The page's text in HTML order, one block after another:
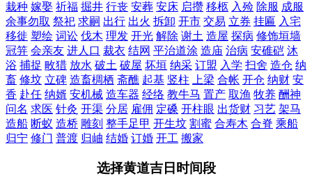
栽种 嫁娶 祈福 掘井 行丧 安葬 安床 启攒 移柩 入殓 除服 成服
余事勿取 祭祀 求嗣 出行 出火 拆卸 开市 交易 立券 挂匾 入宅
移徙 塑绘 词讼 伐木 理发 开光 解除 谢土 造屋 探病 修饰垣墙
冠笄 会亲友 进人口 裁衣 结网 平治道涂 造庙 治病 安碓硙 沐
浴 捕捉 畋猎 放水 破土 破屋 坏垣 纳采 订盟 入学 扫舍 造仓 纳
畜 修坟 立碑 造畜椆栖 斋醮 起基 竖柱 上梁 合帐 开仓 纳财 安
香 赴任 纳婿 安机械 造车器 经络 教牛马 置产 取渔 牧养 酬神
问名 求医 针灸 开渠 分居 雇佣 定磉 开柱眼 出货财 习艺 架马
造船 断蚁 造桥 雕刻 整手足甲 开生坟 割蜜 合寿木 合脊 乘船
归宁 修门 普渡 归岫 结婚 订婚 开工 搬家
选择黄道吉日时间段